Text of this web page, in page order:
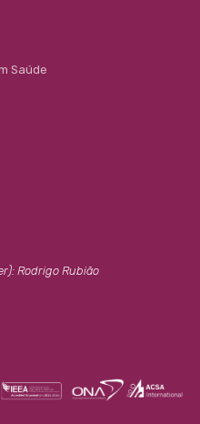
Saúde
Rodrigo Rubião